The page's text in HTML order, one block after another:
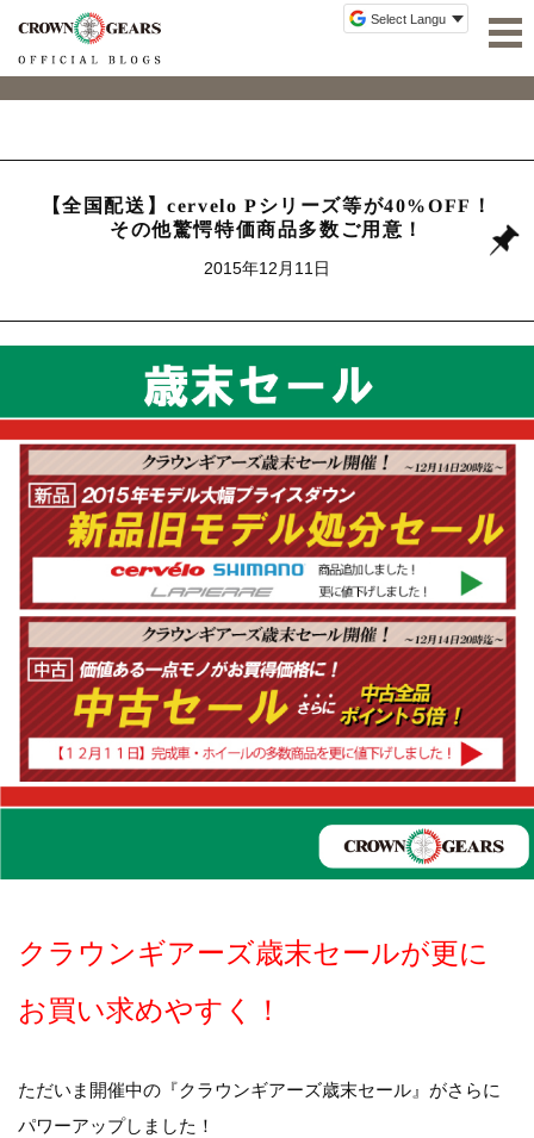
【全国配送】cervelo Pシリーズ等が40%OFF！
その他驚愕特価商品多数ご用意！
2015年12月11日
クラウンギアーズ歳末セールが更に
お買い求めやすく！
ただいま開催中の『クラウンギアーズ歳末セール』がさらに
パワーアップしました！